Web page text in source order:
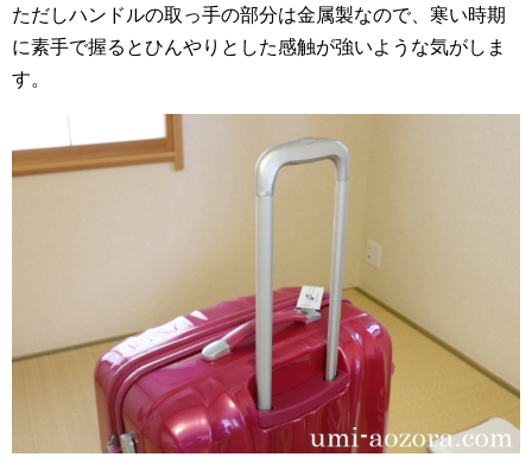
ただしハンドルの取っ手の部分は金属製なので、寒い時期
に素手で握るとひんやりとした感触が強いような気がしま
す。